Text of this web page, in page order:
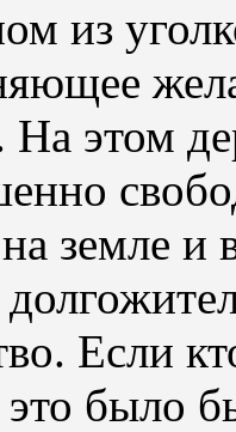
из
На этом
земле и
Если
было